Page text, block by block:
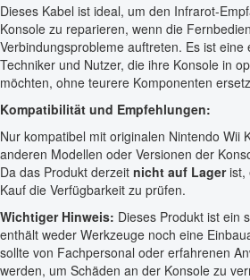
Dieses Kabel ist ideal, um den Infrarot-
Konsole zu reparieren, wenn die
Verbindungsprobleme auftreten. Es ist
Techniker und Nutzer, die ihre Konsole in
möchten, ohne teurere Komponenten
Kompatibilität und Empfehlungen:
Nur kompatibel mit originalen Nintendo Wii
anderen Modellen oder Versionen der
Da das Produkt derzeit nicht auf Lagerist,
Kauf die Verfügbarkeit zu prüfen.
Wichtiger Hinweis: Dieses Produkt ist ein
enthält weder Werkzeuge noch eine
sollte von Fachpersonal oder erfahrenen
werden, um Schäden an der Konsole zu